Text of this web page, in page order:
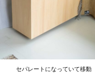
セパレートになっていて移動